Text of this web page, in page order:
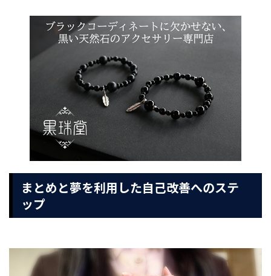
まとめと夢を利用した自己改善へのステ
ップ